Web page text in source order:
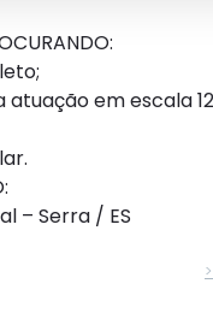
em escala
– Serra / ES